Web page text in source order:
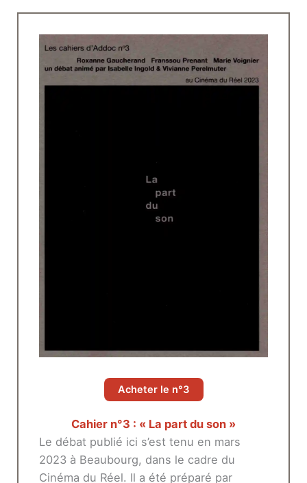
Acheter le n°3
Cahier n°3 : « La part du son »
Le débat publié ici s’est tenu en mars
2023 à Beaubourg, dans le cadre du
Cinéma du Réel. Il a été préparé par